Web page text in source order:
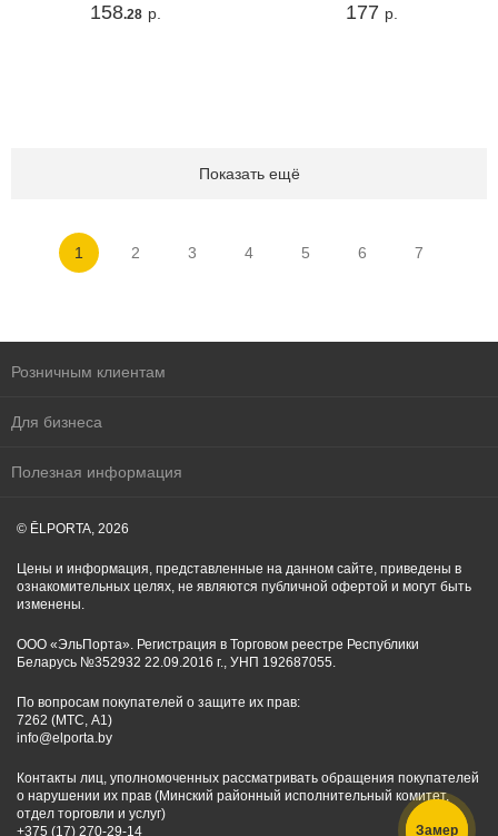
158.28 р. 177 р.
Показать ещё
1 2 3 4 5 6 7
Розничным клиентам
Для бизнеса
Полезная информация
© ĒLPORTA, 2026
Цены и информация, представленные на данном сайте, приведены в
ознакомительных целях, не являются публичной офертой и могут быть
изменены.
ООО «ЭльПорта». Регистрация в Торговом реестре Республики
Беларусь №352932 22.09.2016 г., УНП 192687055.
По вопросам покупателей о защите их прав:
7262 (МТС, A1)
info@elporta.by
Контакты лиц, уполномоченных рассматривать обращения покупателей
о нарушении их прав (Минский районный исполнительный комитет,
отдел торговли и услуг)
+375 (17) 270-29-14
Замер